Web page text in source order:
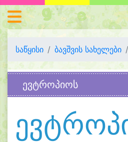
საწყისი ბავშვის სახელები
ევტროპიოს